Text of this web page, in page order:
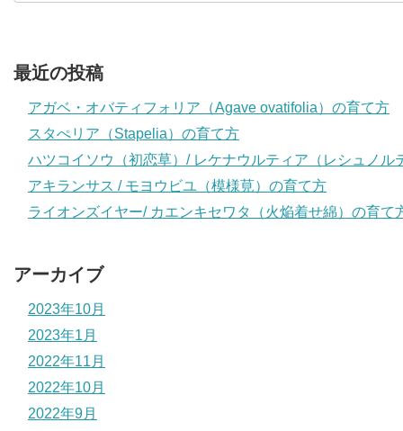
最近の投稿
アガベ・オバティフォリア（Agave ovatifolia）の育て方
スタぺリア（Stapelia）の育て方
ハツコイソウ（初恋草）/ レケナウルティア（レシュノル
アキランサス / モヨウビユ（模様莧）の育て方
ライオンズイヤー/ カエンキセワタ（火焔着せ綿）の育て
アーカイブ
2023年10月
2023年1月
2022年11月
2022年10月
2022年9月